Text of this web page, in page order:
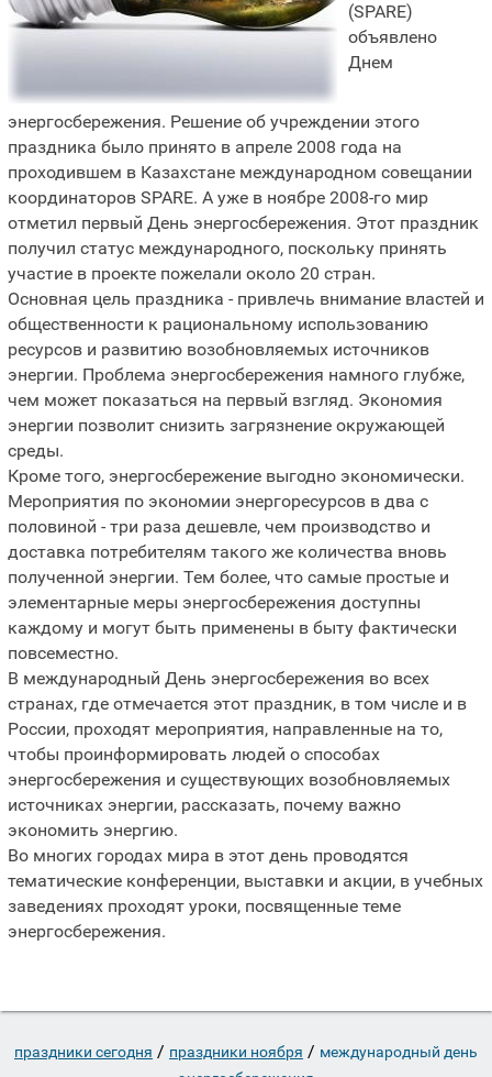
(SPARE)
объявлено
Днем
энергосбережения. Решение об учреждении этого
праздника было принято в апреле 2008 года на
проходившем в Казахстане международном совещании
координаторов SPARE. А уже в ноябре 2008-го мир
отметил первый День энергосбережения. Этот праздник
получил статус международного, поскольку принять
участие в проекте пожелали около 20 стран.
Основная цель праздника - привлечь внимание властей и
общественности к рациональному использованию
ресурсов и развитию возобновляемых источников
энергии. Проблема энергосбережения намного глубже,
чем может показаться на первый взгляд. Экономия
энергии позволит снизить загрязнение окружающей
среды.
Кроме того, энергосбережение выгодно экономически.
Мероприятия по экономии энергоресурсов в два с
половиной - три раза дешевле, чем производство и
доставка потребителям такого же количества вновь
полученной энергии. Тем более, что самые простые и
элементарные меры энергосбережения доступны
каждому и могут быть применены в быту фактически
повсеместно.
В международный День энергосбережения во всех
странах, где отмечается этот праздник, в том числе и в
России, проходят мероприятия, направленные на то,
чтобы проинформировать людей о способах
энергосбережения и существующих возобновляемых
источниках энергии, рассказать, почему важно
экономить энергию.
Во многих городах мира в этот день проводятся
тематические конференции, выставки и акции, в учебных
заведениях проходят уроки, посвященные теме
энергосбережения.
праздники сегодня / праздники ноября / международный день